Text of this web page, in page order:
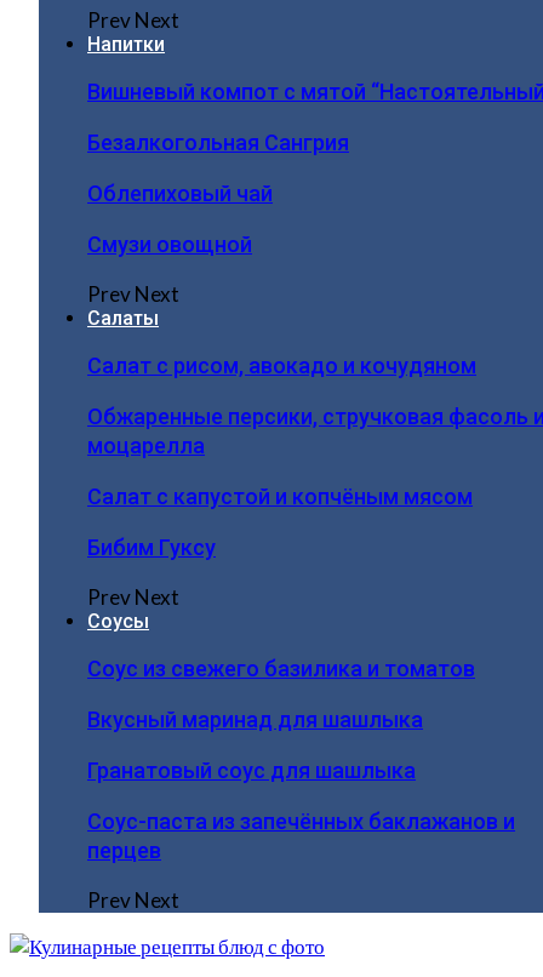
PrevNext
Напитки
Вишневый компот с мятой
Безалкогольная Сангрия
Облепиховый чай
Смузи овощной
PrevNext
Салаты
Салат с рисом, авокадо и кочудяном
Обжаренные персики, стручковая фасоль
моцарелла
Салат с капустой и копчёным мясом
Бибим Гуксу
PrevNext
Соусы
Соус из свежего базилика и томатов
Вкусный маринад для шашлыка
Гранатовый соус для шашлыка
Соус-паста из запечённых баклажанов и
перцев
PrevNext